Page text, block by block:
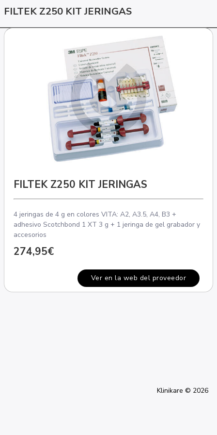
FILTEK Z250 KIT JERINGAS
FILTEK Z250 KIT JERINGAS
4 jeringas de 4 g en colores VITA: A2, A3.5, A4, B3 +
adhesivo Scotchbond 1 XT 3 g + 1 jeringa de gel grabador y
accesorios
274,95€
Ver en la web del proveedor
Klinikare © 2026